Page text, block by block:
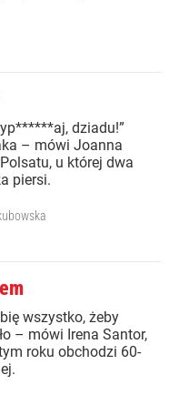
dziadu!”
– mówi Joanna
u której dwa
piersi.
wszystko, żeby
– mówi Irena Santor,
roku obchodzi 60-